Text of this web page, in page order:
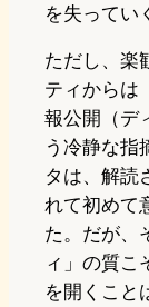
を失ってい
ただし、楽
ティからは
報公開（デ
う冷静な指
タは、解読
れて初めて
た。だが、
ィ」の質こ
を開くこと